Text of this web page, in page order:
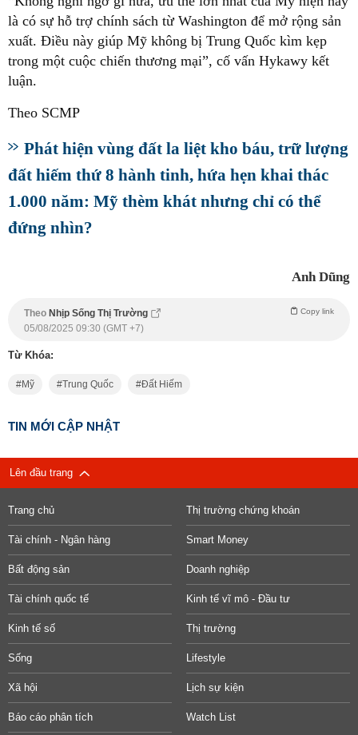
là có sự hỗ trợ chính sách từ Washington để mở rộng sản
xuất. Điều này giúp Mỹ không bị Trung Quốc kìm kẹp
trong một cuộc chiến thương mại”, cố vấn Hykawy kết
luận.
Theo SCMP
Phát hiện vùng đất la liệt kho báu, trữ lượng
đất hiếm thứ 8 hành tinh, hứa hẹn khai thác
1.000 năm: Mỹ thèm khát nhưng chỉ có thể
đứng nhìn?
Anh Dũng
Theo Nhịp Sống Thị Trường Copy link
05/08/2025 09:30 (GMT +7)
Từ Khóa:
Mỹ Trung Quốc Đất Hiếm
TIN MỚI CẬP NHẬT
Lên đầu trang
Trang chủ Thị trường chứng khoán
Tài chính - Ngân hàng Smart Money
Bất động sản Doanh nghiệp
Tài chính quốc tế Kinh tế vĩ mô - Đầu tư
Kinh tế số Thị trường
Sống Lifestyle
Xã hội Lịch sự kiện
Báo cáo phân tích Watch List